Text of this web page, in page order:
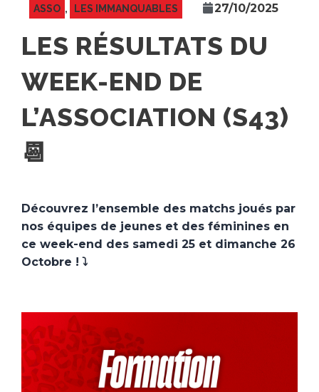
ASSO , LES IMMANQUABLES 27/10/2025
LES RÉSULTATS DU
WEEK-END DE
L’ASSOCIATION (S43)
📆
Découvrez l’ensemble des matchs joués par
nos équipes de jeunes et des féminines en
ce week-end des samedi 25 et dimanche 26
Octobre ! ⤵️